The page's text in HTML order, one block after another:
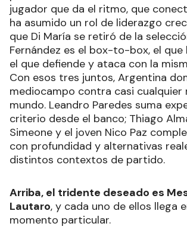
jugador que da el ritmo, que
ha asumido un rol de liderazgo
que Di María se retiró de la
Fernández es el box-to-box, el que
el que defiende y ataca con la
Con esos tres juntos, Argentina
mediocampo contra casi cualquier
mundo. Leandro Paredes suma
criterio desde el banco; Thiago
Simeone y el joven Nico Paz
con profundidad y alternativas
distintos contextos de partido.
Arriba, el tridente deseado es
Lautaro, y cada uno de ellos llega
momento particular.